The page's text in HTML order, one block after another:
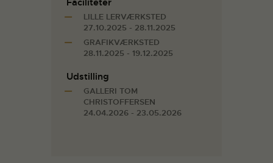
Faciliteter
LILLE LERVÆRKSTED
27.10.2025 - 28.11.2025
GRAFIKVÆRKSTED
28.11.2025 - 19.12.2025
Udstilling
GALLERI TOM
CHRISTOFFERSEN
24.04.2026 - 23.05.2026